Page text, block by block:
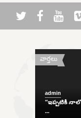
వార్తలు
admin
“ఇప్పటికీ
...